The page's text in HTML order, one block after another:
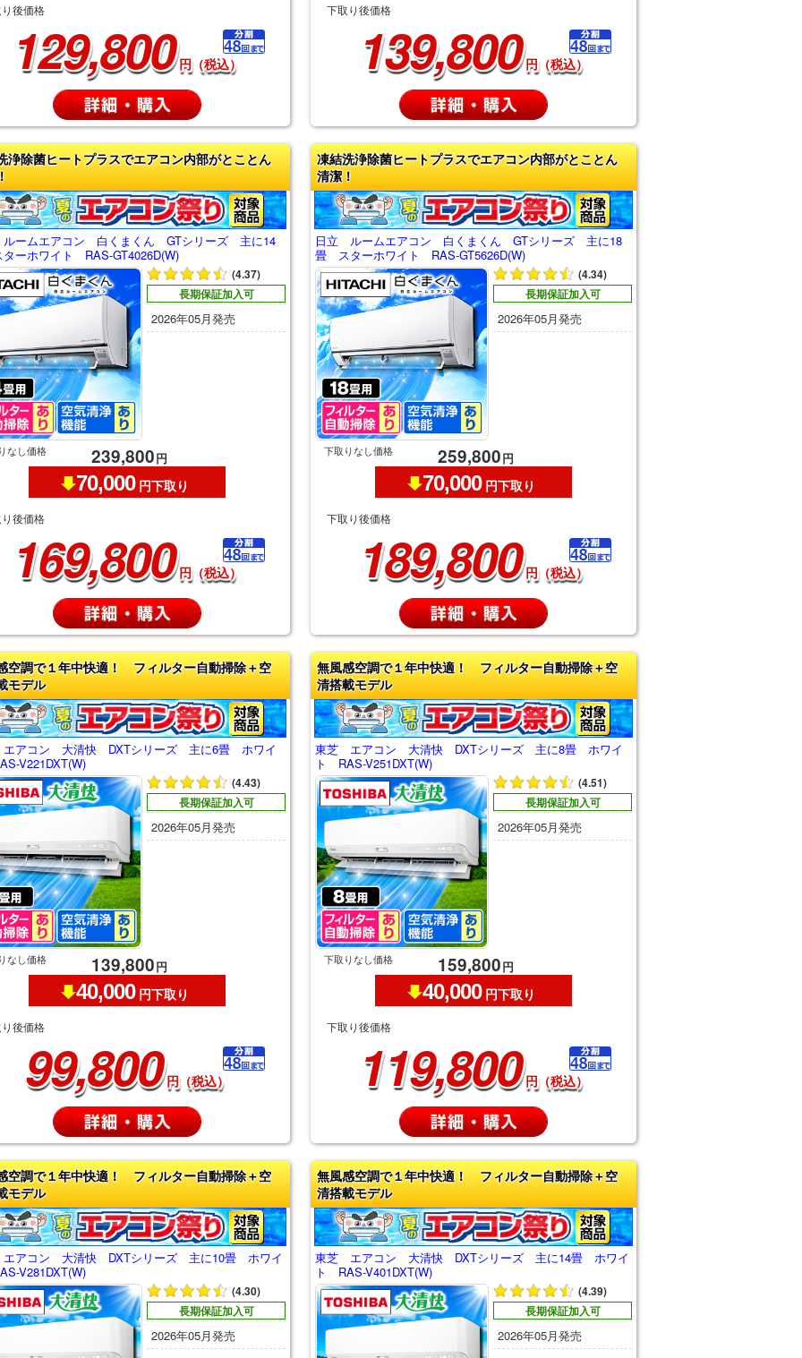
後価格
129,800 円（税込）
下取り後価格
139,800 円（税込）
浄除菌ヒートプラスでエアコン内部がとことん
ームエアコン 白くまくん GTシリーズ 主に14
ーホワイト RAS-GT4026D(W)
(4.37)
長期保証加入可
2026年05月発売
なし価格 239,800円
70,000 円下取り
後価格
169,800 円（税込）
凍結洗浄除菌ヒートプラスでエアコン内部がとことん
清潔！
日立 ルームエアコン 白くまくん GTシリーズ 主に18
畳 スターホワイト RAS-GT5626D(W)
(4.34)
長期保証加入可
2026年05月発売
下取りなし価格 259,800円
70,000 円下取り
下取り後価格
189,800 円（税込）
空調で１年中快適！ フィルター自動掃除＋空
モデル
アコン 大清快 DXTシリーズ 主に6畳 ホワイ
V221DXT(W)
(4.43)
長期保証加入可
2026年05月発売
なし価格 139,800円
40,000 円下取り
後価格
99,800 円（税込）
無風感空調で１年中快適！ フィルター自動掃除＋空
清搭載モデル
東芝 エアコン 大清快 DXTシリーズ 主に8畳 ホワイ
ト RAS-V251DXT(W)
(4.51)
長期保証加入可
2026年05月発売
下取りなし価格 159,800円
40,000 円下取り
下取り後価格
119,800 円（税込）
空調で１年中快適！ フィルター自動掃除＋空
モデル
アコン 大清快 DXTシリーズ 主に10畳 ホワイ
V281DXT(W)
(4.30)
長期保証加入可
2026年05月発売
無風感空調で１年中快適！ フィルター自動掃除＋空
清搭載モデル
東芝 エアコン 大清快 DXTシリーズ 主に14畳 ホワイ
ト RAS-V401DXT(W)
(4.39)
長期保証加入可
2026年05月発売